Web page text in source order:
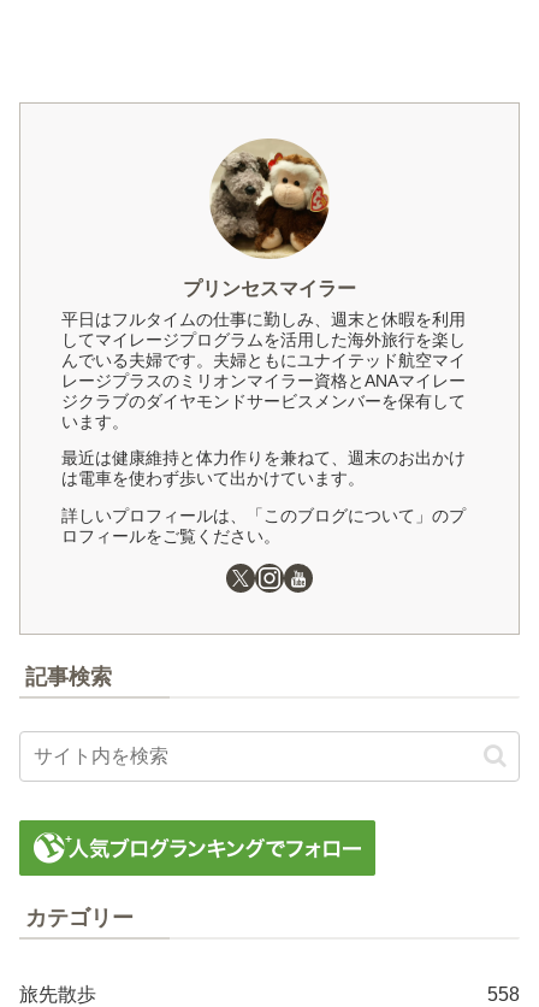
プリンセスマイラー
平日はフルタイムの仕事に勤しみ、週末と休暇を利用
してマイレージプログラムを活用した海外旅行を楽し
んでいる夫婦です。夫婦ともにユナイテッド航空マイ
レージプラスのミリオンマイラー資格とANAマイレー
ジクラブのダイヤモンドサービスメンバーを保有して
います。
最近は健康維持と体力作りを兼ねて、週末のお出かけ
は電車を使わず歩いて出かけています。
詳しいプロフィールは、「このブログについて」のプ
ロフィールをご覧ください。
記事検索
カテゴリー
旅先散歩 558